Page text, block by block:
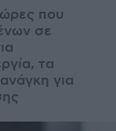
που
σε
τα
για